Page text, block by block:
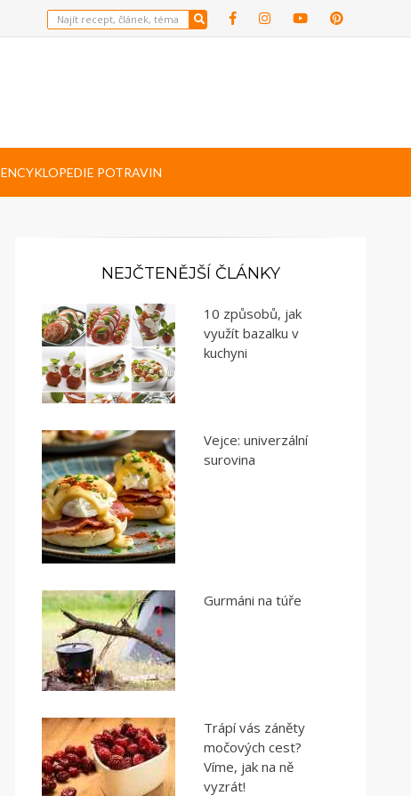
ENCYKLOPEDIE POTRAVIN
NEJČTENĚJŠÍ ČLÁNKY
10 způsobů, jak
využít bazalku v
kuchyni
Vejce: univerzální
surovina
Gurmáni na túře
Trápí vás záněty
močových cest?
Víme, jak na ně
vyzrát!